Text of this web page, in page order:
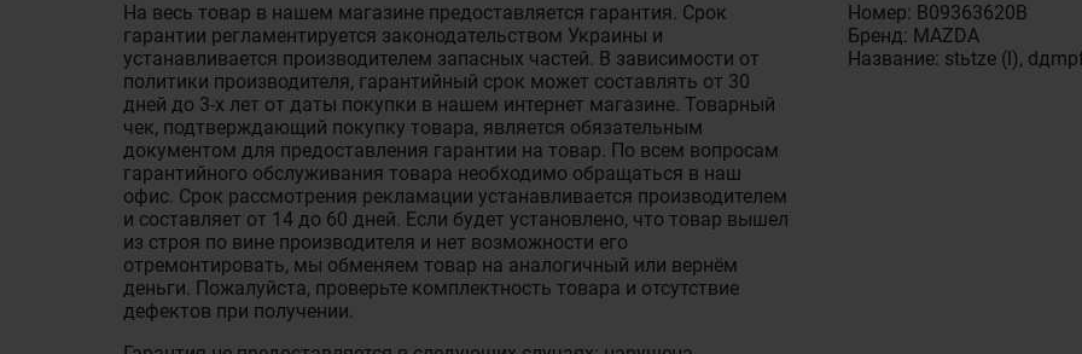
На весь товар в нашем магазине предоставляется гарантия. Срок
гарантии регламентируется законодательством Украины и
устанавливается производителем запасных частей. В зависимости от
политики производителя, гарантийный срок может составлять от 30
дней до 3-х лет от даты покупки в нашем интернет магазине. Товарный
чек, подтверждающий покупку товара, является обязательным
документом для предоставления гарантии на товар. По всем вопросам
гарантийного обслуживания товара необходимо обращаться в наш
офис. Срок рассмотрения рекламации устанавливается производителем
и составляет от 14 до 60 дней. Если будет установлено, что товар вышел
из строя по вине производителя и нет возможности его
отремонтировать, мы обменяем товар на аналогичный или вернём
деньги. Пожалуйста, проверьте комплектность товара и отсутствие
дефектов при получении.
Номер: B09363620B
Бренд: MAZDA
Название: stьtze (l),